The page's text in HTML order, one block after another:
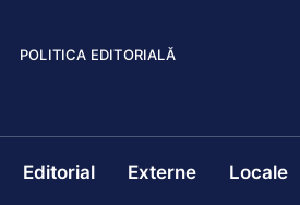
POLITICA EDITORIALĂ
Editorial Externe Locale